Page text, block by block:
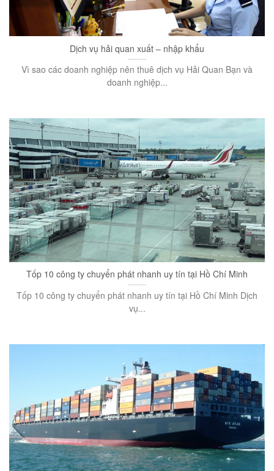
Dịch vụ hải quan xuất – nhập khẩu
Vì sao các doanh nghiệp nên thuê dịch vụ Hải Quan Bạn và
doanh nghiệp...
Tốp 10 công ty chuyển phát nhanh uy tín tại Hồ Chí Minh
Tốp 10 công ty chuyển phát nhanh uy tín tại Hồ Chí Minh Dịch
vụ...